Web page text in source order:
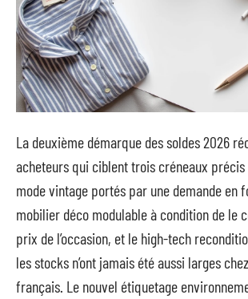
La deuxième démarque des soldes 2026
acheteurs qui ciblent trois créneaux
mode vintage portés par une demande en
mobilier déco modulable à condition de le
prix de l’occasion, et le high-tech
les stocks n’ont jamais été aussi larges
français. Le nouvel étiquetage